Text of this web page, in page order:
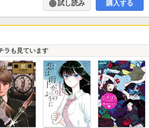
試し読み 購入する
ラも見ています